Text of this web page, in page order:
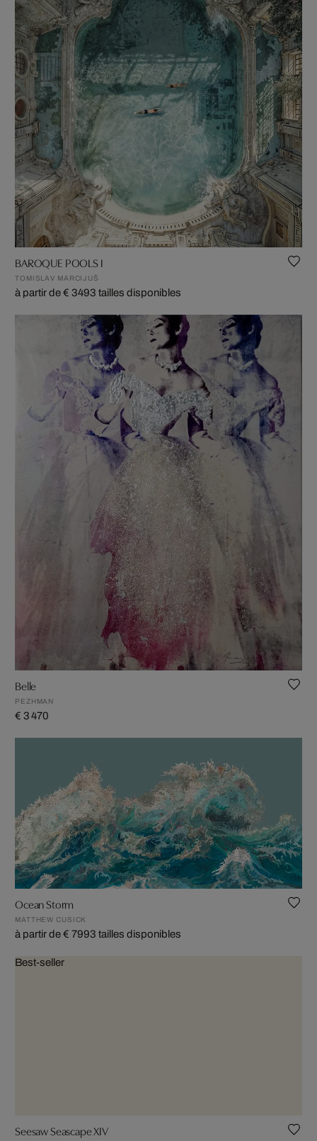
BAROQUE POOLS I
TOMISLAV MARCIJUŠ
à partir de € 3493 tailles disponibles
Belle
PEZHMAN
€ 3 470
Ocean Storm
MATTHEW CUSICK
à partir de € 7993 tailles disponibles
Best-seller
Seesaw Seascape XIV